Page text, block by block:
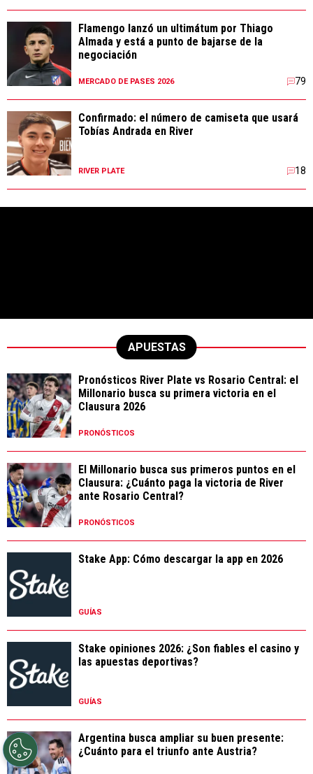
Flamengo lanzó un ultimátum por Thiago
Almada y está a punto de bajarse de la
negociación
MERCADO DE PASES 2026 79
Confirmado: el número de camiseta que usará
Tobías Andrada en River
RIVER PLATE 18
APUESTAS
Pronósticos River Plate vs Rosario Central: el
Millonario busca su primera victoria en el
Clausura 2026
PRONÓSTICOS
El Millonario busca sus primeros puntos en el
Clausura: ¿Cuánto paga la victoria de River
ante Rosario Central?
PRONÓSTICOS
Stake App: Cómo descargar la app en 2026
GUÍAS
Stake opiniones 2026: ¿Son fiables el casino y
las apuestas deportivas?
GUÍAS
Argentina busca ampliar su buen presente:
¿Cuánto para el triunfo ante Austria?